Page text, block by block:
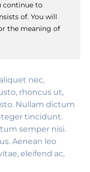
continue to
of. You will
the meaning of
nec,
rhoncus ut,
Nullam dictum
tincidunt.
semper nisi.
Aenean leo
eleifend ac,